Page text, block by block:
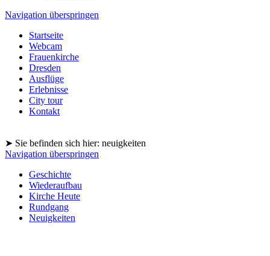
Navigation überspringen
Startseite
Webcam
Frauenkirche
Dresden
Ausflüge
Erlebnisse
City tour
Kontakt
➤ Sie befinden sich hier: neuigkeiten
Navigation überspringen
Geschichte
Wiederaufbau
Kirche Heute
Rundgang
Neuigkeiten